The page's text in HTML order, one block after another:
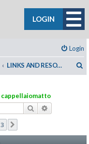
LOGIN
Login
LINKS AND RESOURCES
cappellaiomatto
Cerca
3